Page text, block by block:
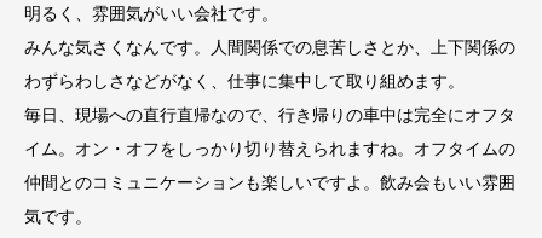
明るく、雰囲気がいい会社です。
みんな気さくなんです。人間関係での息苦しさとか、上下関係の
わずらわしさなどがなく、仕事に集中して取り組めます。
毎日、現場への直行直帰なので、行き帰りの車中は完全にオフタ
イム。オン・オフをしっかり切り替えられますね。オフタイムの
仲間とのコミュニケーションも楽しいですよ。飲み会もいい雰囲
気です。